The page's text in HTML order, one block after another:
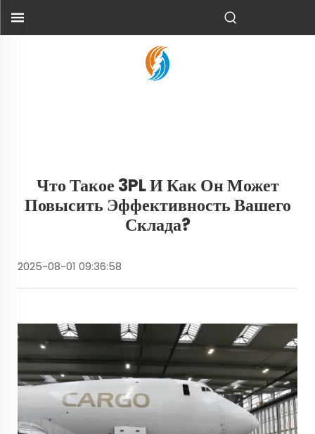
Что Такое 3PL И Как Он Может
Повысить Эффективность Вашего
Склада?
2025-08-01 09:36:58